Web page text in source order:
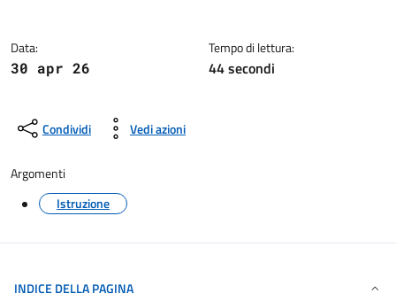
Data:
30 apr 26
Tempo di lettura:
44 secondi
Condividi Vedi azioni
Argomenti
Istruzione
INDICE DELLA PAGINA